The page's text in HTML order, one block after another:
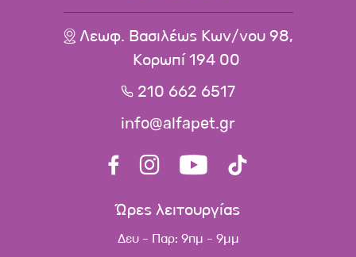
Λεωφ. Βασιλέως Κων/νου 98,
Κορωπί 194 00
210 662 6517
info@alfapet.gr
Ώρες λειτουργίας
Δευ - Παρ: 9πμ - 9μμ